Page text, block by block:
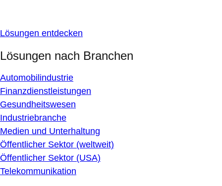
Lösungen entdecken
Lösungen nach Branchen
Automobilindustrie
Finanzdienstleistungen
Gesundheitswesen
Industriebranche
Medien und Unterhaltung
Öffentlicher Sektor (weltweit)
Öffentlicher Sektor (USA)
Telekommunikation